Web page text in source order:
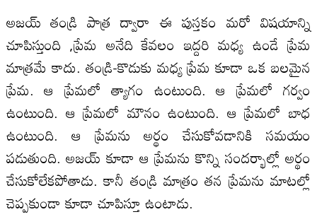
అజయ్ తండ్రి పాత్ర ద్వారా ఈ పుస్తకం మరో విషయాన్ని
చూపిస్తుంది ,ప్రేమ అనేది కేవలం ఇద్దరి మధ్య ఉండే ప్రేమ
మాత్రమే కాదు. తండ్రి-కొడుకు మధ్య ప్రేమ కూడా ఒక బలమైన
ప్రేమ. ఆ ప్రేమలో త్యాగం ఉంటుంది. ఆ ప్రేమలో గర్వం
ఉంటుంది. ఆ ప్రేమలో మౌనం ఉంటుంది. ఆ ప్రేమలో బాధ
ఉంటుంది. ఆ ప్రేమను అర్థం చేసుకోవడానికి సమయం
పడుతుంది. అజయ్ కూడా ఆ ప్రేమను కొన్ని సందర్భాల్లో అర్థం
చేసుకోలేకపోతాడు. కానీ తండ్రి మాత్రం తన ప్రేమను మాటల్లో
చెప్పకుండా కూడా చూపిస్తూ ఉంటాడు.